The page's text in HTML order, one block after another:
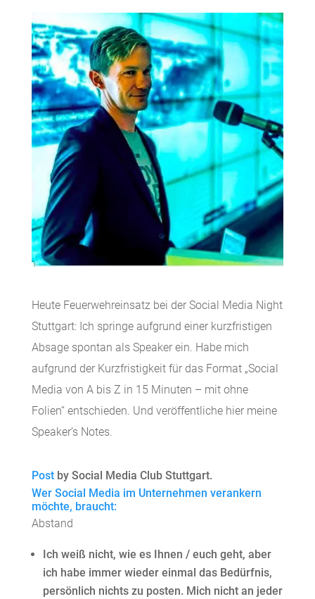
Heute Feuerwehreinsatz bei der Social Media Night
Stuttgart: Ich springe aufgrund einer kurzfristigen
Absage spontan als Speaker ein. Habe mich
aufgrund der Kurzfristigkeit für das Format „Social
Media von A bis Z in 15 Minuten – mit ohne
Folien“ entschieden. Und veröffentliche hier meine
Speaker’s Notes.
Postby Social Media Club Stuttgart.
Wer Social Media im Unternehmen verankern
möchte, braucht:
Abstand
Ich weiß nicht, wie es Ihnen / euch geht, aber
ich habe immer wieder einmal das Bedürfnis,
persönlich nichts zu posten. Mich nicht an jeder